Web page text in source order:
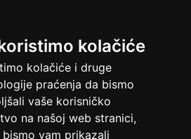
kolačiće
kolačiće i druge
praćenja da bismo
vaše korisničko
na našoj web stranici,
bismo vam prikazali
Ime dobrote
Riva 6, Rijeka